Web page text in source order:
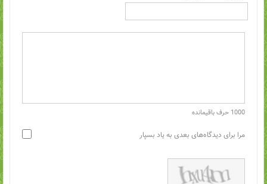
1000 حرف باقیمانده
مرا برای دیدگاه‌های بعدی به یاد بسپار